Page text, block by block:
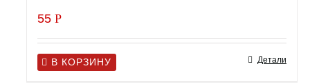
55 Р
В КОРЗИНУ Детали